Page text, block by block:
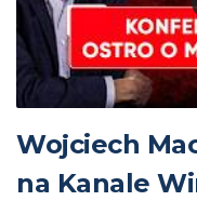
Wojciech
na Kanale